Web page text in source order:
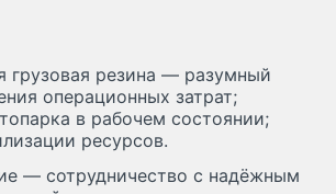
грузовая резина — разумный
операционных затрат;
в рабочем состоянии;
ресурсов.
— сотрудничество с надёжным